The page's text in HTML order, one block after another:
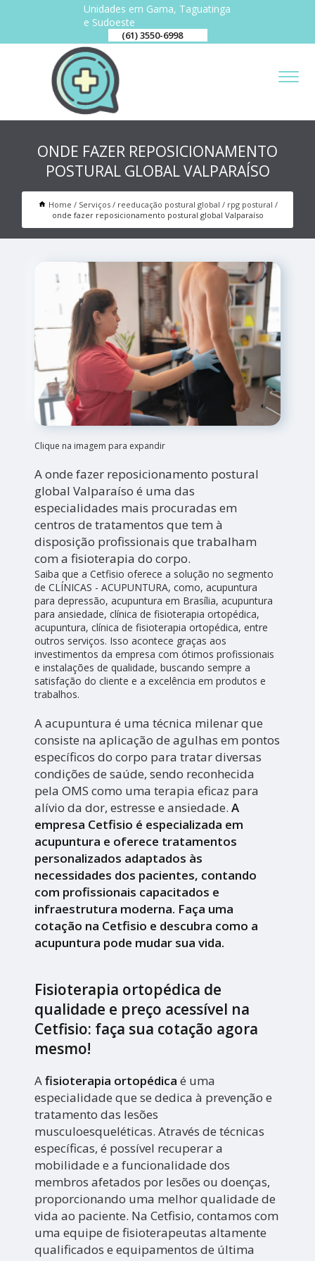
Unidades em Gama, Taguatinga
e Sudoeste
(61) 3550-6998
ONDE FAZER REPOSICIONAMENTO
POSTURAL GLOBAL VALPARAÍSO
Home Serviços reeducação postural global
rpg postural
onde fazer reposicionamento postural global Valparaíso
Clique na imagem para expandir
A onde fazer reposicionamento postural
global Valparaíso é uma das
especialidades mais procuradas em
centros de tratamentos que tem à
disposição profissionais que trabalham
com a fisioterapia do corpo.
Saiba que a Cetfisio oferece a solução no segmento
de CLÍNICAS - ACUPUNTURA, como, acupuntura
para depressão, acupuntura em Brasília, acupuntura
para ansiedade, clínica de fisioterapia ortopédica,
acupuntura, clínica de fisioterapia ortopédica, entre
outros serviços. Isso acontece graças aos
investimentos da empresa com ótimos profissionais
e instalações de qualidade, buscando sempre a
satisfação do cliente e a excelência em produtos e
trabalhos.
A acupuntura é uma técnica milenar que
consiste na aplicação de agulhas em pontos
específicos do corpo para tratar diversas
condições de saúde, sendo reconhecida
pela OMS como uma terapia eficaz para
alívio da dor, estresse e ansiedade.A
empresa Cetfisio é especializada em
acupuntura e oferece tratamentos
personalizados adaptados às
necessidades dos pacientes, contando
com profissionais capacitados e
infraestrutura moderna. Faça uma
cotação na Cetfisio e descubra como a
acupuntura pode mudar sua vida.
Fisioterapia ortopédica de
qualidade e preço acessível na
Cetfisio: faça sua cotação agora
mesmo!
Afisioterapia ortopédica é uma
especialidade que se dedica à prevenção e
tratamento das lesões
musculoesqueléticas. Através de técnicas
específicas, é possível recuperar a
mobilidade e a funcionalidade dos
membros afetados por lesões ou doenças,
proporcionando uma melhor qualidade de
vida ao paciente. Na Cetfisio, contamos com
uma equipe de fisioterapeutas altamente
qualificados e equipamentos de última